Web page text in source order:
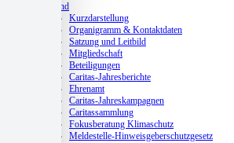
Verband
Kurzdarstellung
Organigramm & Kontaktdaten
Satzung und Leitbild
Mitgliedschaft
Beteiligungen
Caritas-Jahresberichte
Ehrenamt
Caritas-Jahreskampagnen
Caritassammlung
Fokusberatung Klimaschutz
Meldestelle-Hinweisgeberschutzgesetz